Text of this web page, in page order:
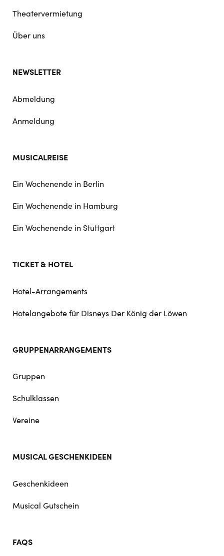
Theatervermietung
Über uns
NEWSLETTER
Abmeldung
Anmeldung
MUSICALREISE
Ein Wochenende in Berlin
Ein Wochenende in Hamburg
Ein Wochenende in Stuttgart
TICKET & HOTEL
Hotel-Arrangements
Hotelangebote für Disneys Der König der Löwen
GRUPPENARRANGEMENTS
Gruppen
Schulklassen
Vereine
MUSICAL GESCHENKIDEEN
Geschenkideen
Musical Gutschein
FAQS